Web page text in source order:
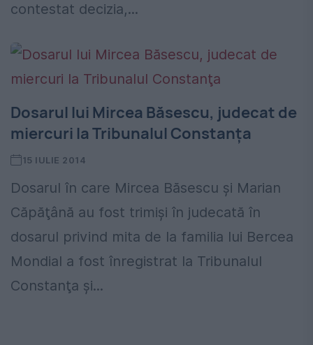
contestat decizia,...
Dosarul lui Mircea Băsescu, judecat de
miercuri la Tribunalul Constanţa
15 IULIE 2014
Dosarul în care Mircea Băsescu şi Marian
Căpăţână au fost trimişi în judecată în
dosarul privind mita de la familia lui Bercea
Mondial a fost înregistrat la Tribunalul
Constanţa şi...